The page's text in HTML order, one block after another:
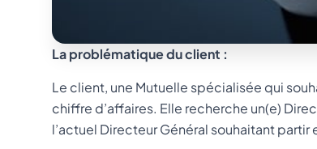
La problématique du client :
Le client, une Mutuelle spécialisée qui
chiffre d’affaires. Elle recherche un(e)
l’actuel Directeur Général souhaitant partir